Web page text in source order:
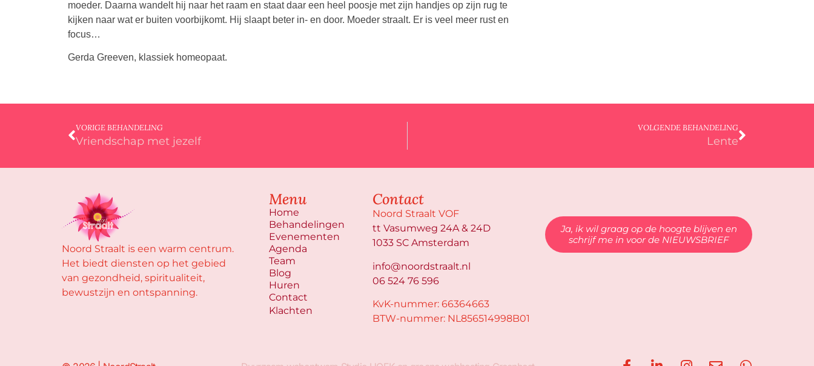
moeder. Daarna wandelt hij naar het raam en staat daar een heel poosje met zijn handjes op zijn rug te
kijken naar wat er buiten voorbijkomt. Hij slaapt beter in- en door. Moeder straalt. Er is veel meer rust en
focus…
Gerda Greeven, klassiek homeopaat.
VORIGE BEHANDELING
Vriendschap met jezelf
VOLGENDE BEHANDELING
Lente
Noord Straalt is een warm centrum.
Het biedt diensten op het gebied
van gezondheid, spiritualiteit,
bewustzijn en ontspanning.
Menu
Home
Behandelingen
Evenementen
Agenda
Team
Blog
Huren
Contact
Klachten
Contact
Noord Straalt VOF
tt Vasumweg 24A & 24D
1033 SC Amsterdam
info@noordstraalt.nl
06 524 76 596
KvK-nummer: 66364663
BTW-nummer: NL856514998B01
Ja, ik wil graag op de hoogte blijven en
schrijf me in voor de NIEUWSBRIEF